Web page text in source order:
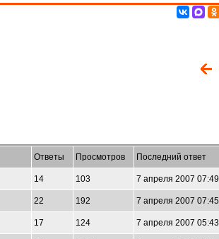
Ответы Просмотров Последний ответ
14 103 7 апреля 2007 07:49
22 192 7 апреля 2007 07:45
17 124 7 апреля 2007 05:43